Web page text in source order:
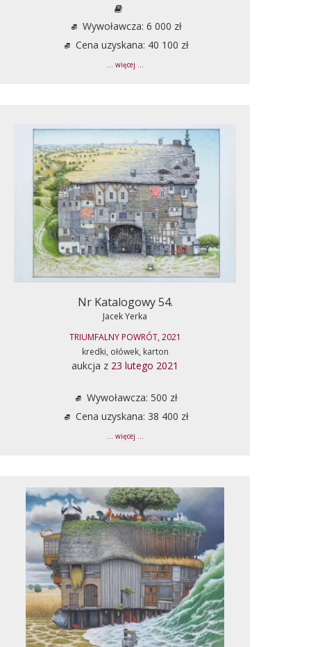
Wywoławcza: 6 000 zł
Cena uzyskana: 40 100 zł
... więcej ...
Nr Katalogowy 54.
Jacek Yerka
TRIUMFALNY POWRÓT, 2021
kredki, ołówek, karton
aukcja z 23 lutego 2021
Wywoławcza: 500 zł
Cena uzyskana: 38 400 zł
... więcej ...